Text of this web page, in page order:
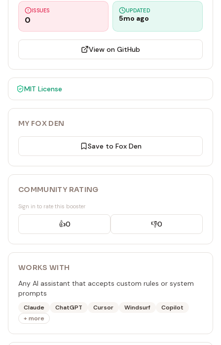
ISSUES
0
UPDATED
5mo ago
View on GitHub
MIT License
MY FOX DEN
Save to Fox Den
COMMUNITY RATING
Sign in to rate this booster
👍0 👎0
WORKS WITH
Any AI assistant that accepts custom rules or system
prompts
Claude ChatGPT Cursor Windsurf
Copilot
+ more